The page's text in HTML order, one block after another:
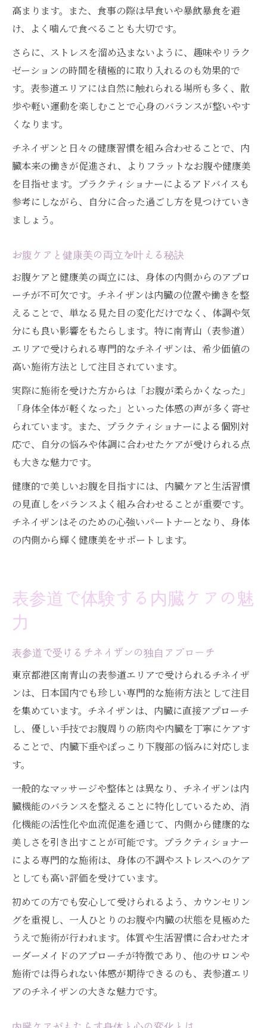
高まります。また、食事の際は早食いや暴飲暴食を避
け、よく噛んで食べることも大切です。
さらに、ストレスを溜め込まないように、趣味やリラク
ゼーションの時間を積極的に取り入れるのも効果的で
す。表参道エリアには自然に触れられる場所も多く、散
歩や軽い運動を楽しむことで心身のバランスが整いやす
くなります。
チネイザンと日々の健康習慣を組み合わせることで、内
臓本来の働きが促進され、よりフラットなお腹や健康美
を目指せます。プラクティショナーによるアドバイスも
参考にしながら、自分に合った過ごし方を見つけていき
ましょう。
お腹ケアと健康美の両立を叶える秘訣
お腹ケアと健康美の両立には、身体の内側からのアプロ
ーチが不可欠です。チネイザンは内臓の位置や働きを整
えることで、単なる見た目の変化だけでなく、体調や気
分にも良い影響をもたらします。特に南青山（表参道）
エリアで受けられる専門的なチネイザンは、希少価値の
高い施術方法として注目されています。
実際に施術を受けた方からは「お腹が柔らかくなった」
「身体全体が軽くなった」といった体感の声が多く寄せ
られています。また、プラクティショナーによる個別対
応で、自分の悩みや体調に合わせたケアが受けられる点
も大きな魅力です。
健康的で美しいお腹を目指すには、内臓ケアと生活習慣
の見直しをバランスよく組み合わせることが重要です。
チネイザンはそのための心強いパートナーとなり、身体
の内側から輝く健康美をサポートします。
表参道で体験する内臓ケアの魅
力
表参道で受けるチネイザンの独自アプローチ
東京都港区南青山の表参道エリアで受けられるチネイザ
ンは、日本国内でも珍しい専門的な施術方法として注目
を集めています。チネイザンは、内臓に直接アプローチ
し、優しい手技でお腹周りの筋肉や内臓を丁寧にケアす
ることで、内臓下垂やぽっこり下腹部の悩みに対応しま
す。
一般的なマッサージや整体とは異なり、チネイザンは内
臓機能のバランスを整えることに特化しているため、消
化機能の活性化や血流促進を通じて、内側から健康的な
美しさを引き出すことが可能です。プラクティショナー
による専門的な施術は、身体の不調やストレスへのケア
としても高い評価を受けています。
初めての方でも安心して受けられるよう、カウンセリン
グを重視し、一人ひとりのお腹や内臓の状態を見極めた
うえで施術が行われます。体質や生活習慣に合わせたオ
ーダーメイドのアプローチが特徴であり、他のサロンや
施術では得られない体感が期待できるのも、表参道エリ
アのチネイザンの大きな魅力です。